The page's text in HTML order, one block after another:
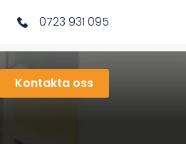
0723 931 095
Kontakta oss